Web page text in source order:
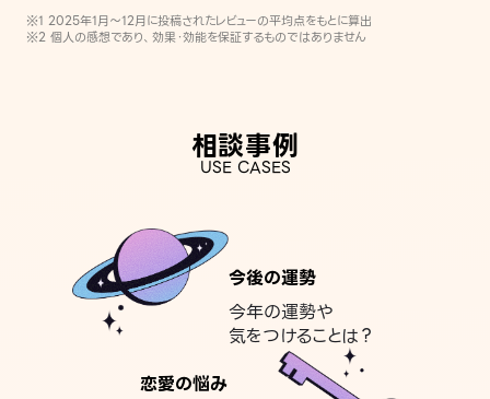
※1 2025年1月〜12月に投稿されたレビューの平均点をもとに算出
※2 個人の感想であり、効果・効能を保証するものではありません
相談事例
USE CASES
今後の運勢
今年の運勢や
気をつけることは？
恋愛の悩み